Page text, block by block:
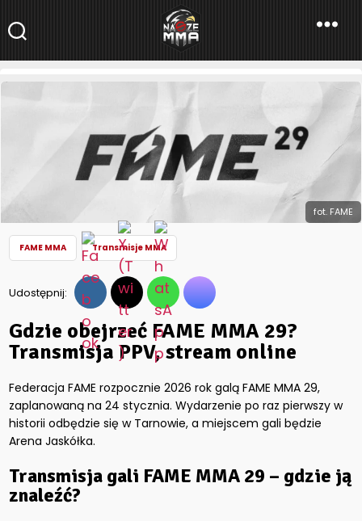
NaszeMMA
NaszeMMA.pl Aktualności »Freak fighty FAME MMA
obejrzeć FAME MMA 29? Transmisja PPV, stream online
fot. FAME
FAME MMA Transmisje MMA
Udostępnij:
Gdzie obejrzeć FAME MMA 29?
Transmisja PPV, stream online
Federacja FAME rozpocznie 2026 rok galą FAME MMA 29,
zaplanowaną na 24 stycznia. Wydarzenie po raz pierwszy w
historii odbędzie się w Tarnowie, a miejscem gali będzie
Arena Jaskółka.
Transmisja gali FAME MMA 29 – gdzie ją
znaleźć?